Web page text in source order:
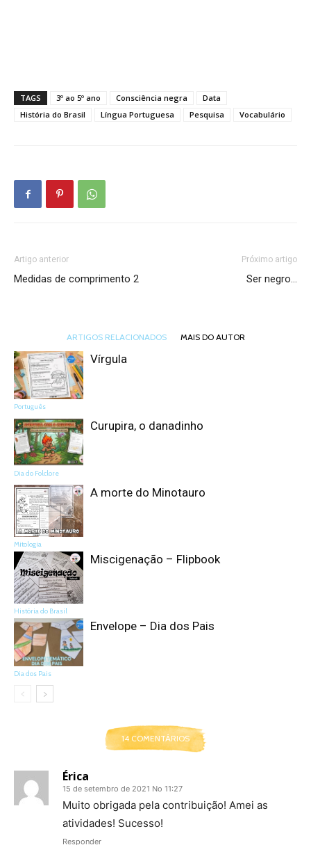
TAGS 3º ao 5º ano Consciência negra
Data
História do Brasil
Língua Portuguesa Pesquisa Vocabulário
Artigo anterior
Medidas de comprimento 2
Próximo artigo
Ser negro…
ARTIGOS RELACIONADOS MAIS DO AUTOR
Português
Vírgula
Dia do Folclore
Curupira, o danadinho
Mitologia
A morte do Minotauro
História do Brasil
Miscigenação – Flipbook
Dia dos Pais
Envelope – Dia dos Pais
14 COMENTÁRIOS
Érica
15 de setembro de 2021 No 11:27
Muito obrigada pela contribuição! Amei as
atividades! Sucesso!
Responder